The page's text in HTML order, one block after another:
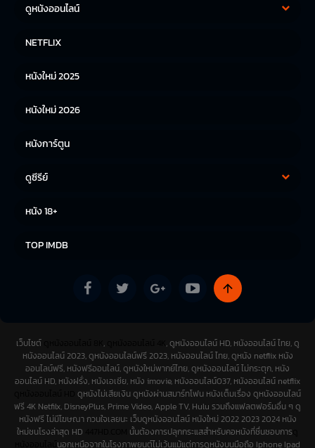
ดูหนังออนไลน์
หนังญี่ปุ่น
NETFLIX
หนังใหม่ 2025
หนังใหม่ 2026
หนังการ์ตูน
ดูซีรีย์
หนัง 18+
TOP IMDB
เว็บไซต์ ,
, ดูหนังออนไลน์ HD, หนังออนไลน์ ไทย, ดู
หนังออนไลน์ 2023, ดูหนังออนไลน์ฟรี 2023, หนังออนไลน์ ไทย, ดูหนัง netflix หนัง
ออนไลน์ฟรี, หนังฟรีออนไลน์, ดูหนังใหม่พากย์ไทย, ดูหนังออนไลน์ ไม่กระตุก, หนัง
ออนไลน์ HD, หนังฝรั่ง, หนังเอเชีย, หนัง imovie, หนังออนไลน์037, หนังออนไลน์ netflix
ดูหนังไม่เสียเงิน ดูหนังผ่านสมาร์ทโฟน หนังเต็มเรื่อง ดูหนังออนไลน์
ฟรี 4K Netfilx, DisneyPlus, Prime Video, Apple TV, Hulu รวมถึงแฟลตฟอร์มอื่น ๆ ดู
หนังฟรี ไม่มีโฆษณา กวนใจเลยนะ เว็บดูหนังออนไลน์ หนังใหม่ 2022 2023 2024 หนัง
ใหม่ชนโรงล่าสุด HD
นั้นต้องการปลุกกระแสสำหรับคอหนังที่ชื่นชอบการ
นอกเหนือจากในโรงภาพยนต์ไม่เว้นแม้แต่การดูหนังบนมือถือ Iphone Ipad